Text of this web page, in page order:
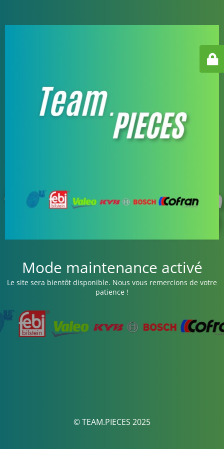
Mode maintenance activé
Le site sera bientôt disponible. Nous vous remercions de votre
patience !
© TEAM.PIECES 2025